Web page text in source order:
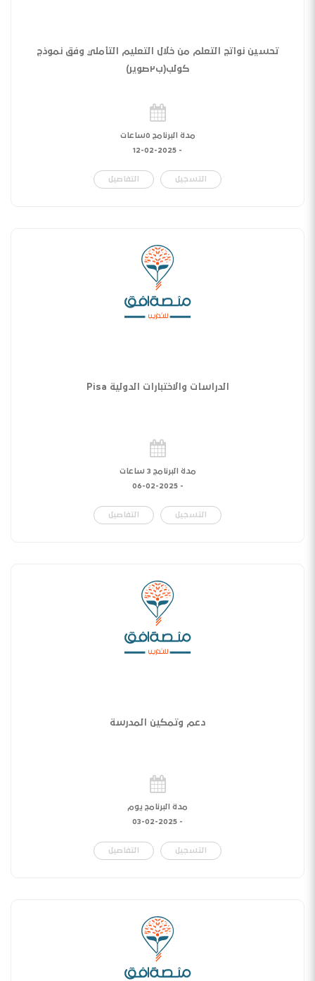
تحسين نواتج التعلم من خلال التعليم التأملي وفق نموذج
كولب(ب٢صوير)
مدة البرنامج ٥ساعات
-
12-02-2025
التسجيل التفاصيل
الدراسات والاختبارات الدولية Pisa
مدة البرنامج 3 ساعات
-
06-02-2025
التسجيل التفاصيل
دعم وتمكين المدرسة
مدة البرنامج يوم
-
03-02-2025
التسجيل التفاصيل